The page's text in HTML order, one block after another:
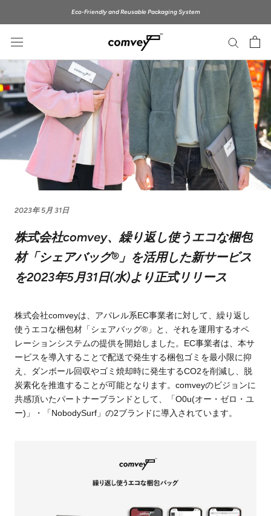
し
て
コ
ン
テ
ン
に
Eco-Friendly and Reusable Packaging System
2023年 5月 31日
株式会社comvey、繰り返し使うエコな梱包
材「シェアバッグ®︎」を活用した新サービス
を2023年5月31日(水)より正式リリース
株式会社comveyは、アパレル系EC事業者に対して、繰り返し
使うエコな梱包材「シェアバッグ®︎」と、それを運用するオペ
レーションシステムの提供を開始しました。EC事業者は、本サ
ービスを導入することで配送で発生する梱包ゴミを最小限に抑
え、ダンボール回収やゴミ焼却時に発生するCO2を削減し、脱
炭素化を推進することが可能となります。comveyのビジョンに
共感頂いたパートナーブランドとして、「O0u(オー・ゼロ・ユ
ー)」・「NobodySurf」の2ブランドに導入されています。